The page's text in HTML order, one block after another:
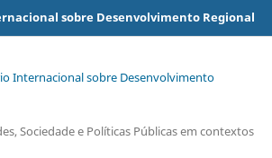
sobre Desenvolvimento Regional
Internacional sobre Desenvolvimento
Sociedade e Políticas Públicas em contextos